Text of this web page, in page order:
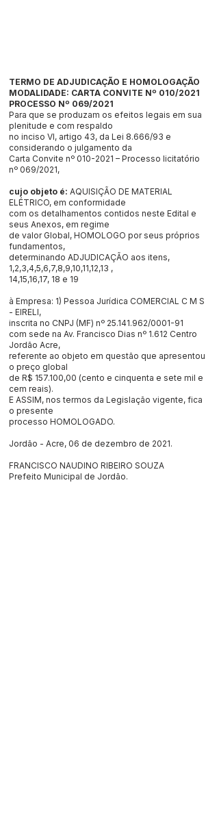
TERMO DE ADJUDICAÇÃO E HOMOLOGAÇÃO
MODALIDADE: CARTA CONVITE Nº 010/2021
PROCESSO Nº 069/2021
Para que se produzam os efeitos legais em sua
plenitude e com respaldo
no inciso VI, artigo 43, da Lei 8.666/93 e
considerando o julgamento da
Carta Convite nº 010-2021 – Processo licitatório
nº 069/2021,
cujo objeto é: AQUISIÇÃO DE MATERIAL
ELÉTRICO, em conformidade
com os detalhamentos contidos neste Edital e
seus Anexos, em regime
de valor Global, HOMOLOGO por seus próprios
fundamentos,
determinando ADJUDICAÇÃO aos itens,
1,2,3,4,5,6,7,8,9,10,11,12,13 ,
14,15,16,17, 18 e 19
à Empresa: 1) Pessoa Jurídica COMERCIAL C M S
- EIRELI,
inscrita no CNPJ (MF) nº 25.141.962/0001-91
com sede na Av. Francisco Dias nº 1.612 Centro
Jordão Acre,
referente ao objeto em questão que apresentou
o preço global
de R$ 157.100,00 (cento e cinquenta e sete mil e
cem reais).
E ASSIM, nos termos da Legislação vigente, fica
o presente
processo HOMOLOGADO.
Jordão - Acre, 06 de dezembro de 2021.
FRANCISCO NAUDINO RIBEIRO SOUZA
Prefeito Municipal de Jordão.